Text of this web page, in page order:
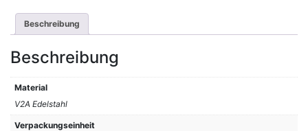
Beschreibung
Beschreibung
Material
V2A Edelstahl
Verpackungseinheit